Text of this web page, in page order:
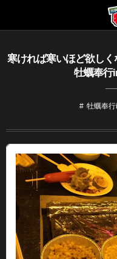
寒ければ寒いほど欲しく
牡蠣奉行
牡蠣奉